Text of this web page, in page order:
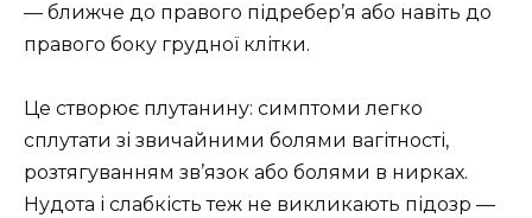
— ближче до правого підребер’я або навіть до
правого боку грудної клітки.
Це створює плутанину: симптоми легко
сплутати зі звичайними болями вагітності,
розтягуванням зв’язок або болями в нирках.
Нудота і слабкість теж не викликають підозр —